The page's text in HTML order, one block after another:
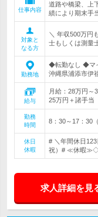
仕事内容
道路や橋梁、上
績により期末手
対象と
なる方
＼ 年収500万円
士もしくは測量
勤務地
◆転勤なし ◆マ
沖縄県浦添市伊
給与
月給：28万円～
25万円＋諸手当
勤務
時間
8：30～17：30
休日
休暇
# ＼年間休日
祝）# ≪休暇≫◇
求人詳細を見